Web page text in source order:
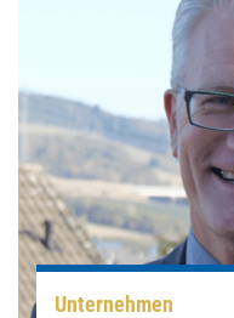
Unternehmen